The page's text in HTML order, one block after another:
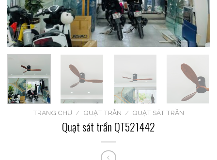
TRANG CHỦ / QUẠT TRẦN / QUẠT SÁT TRẦN
Quạt sát trần QT521442